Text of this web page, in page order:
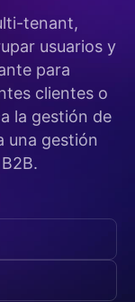
tenant,
usuarios y
para
clientes o
la gestión de
una gestión